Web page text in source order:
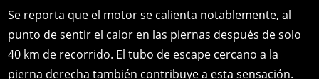
Se reporta que el motor se calienta notablemente, al
punto de sentir el calor en las piernas después de solo
40 km de recorrido. El tubo de escape cercano a la
pierna derecha también contribuye a esta sensación.